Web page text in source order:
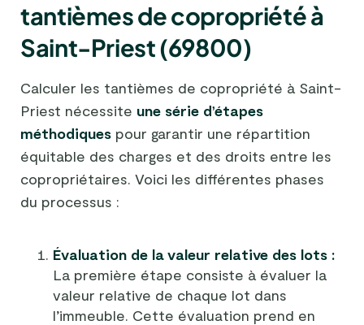
tantièmes de copropriété à
Saint-Priest (69800)
Calculer les tantièmes de copropriété à Saint-
Priest nécessite une série d’étapes
méthodiques pour garantir une répartition
équitable des charges et des droits entre les
copropriétaires. Voici les différentes phases
du processus :
Évaluation de la valeur relative des lots :
La première étape consiste à évaluer la
valeur relative de chaque lot dans
l’immeuble. Cette évaluation prend en